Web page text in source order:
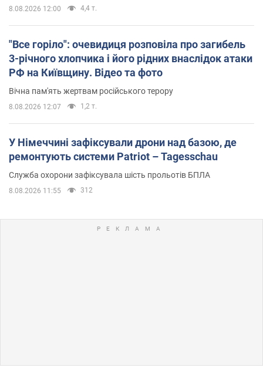
8.08.2026 12:00 4,4 т.
"Все горіло": очевидиця розповіла про загибель
3-річного хлопчика і його рідних внаслідок атаки
РФ на Київщину. Відео та фото
Вічна пам'ять жертвам російського терору
8.08.2026 12:07 1,2 т.
У Німеччині зафіксували дрони над базою, де
ремонтують системи Patriot – Tagesschau
Служба охорони зафіксувала шість прольотів БПЛА
8.08.2026 11:55 312